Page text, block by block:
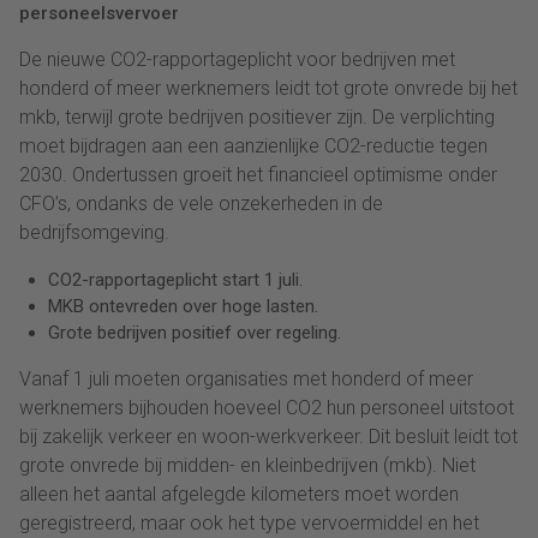
personeelsvervoer
De nieuwe CO2-rapportageplicht voor bedrijven met
honderd of meer werknemers leidt tot grote onvrede bij het
mkb, terwijl grote bedrijven positiever zijn. De verplichting
moet bijdragen aan een aanzienlijke CO2-reductie tegen
2030. Ondertussen groeit het financieel optimisme onder
CFO’s, ondanks de vele onzekerheden in de
bedrijfsomgeving.
CO2-rapportageplicht start 1 juli.
MKB ontevreden over hoge lasten.
Grote bedrijven positief over regeling.
Vanaf 1 juli moeten organisaties met honderd of meer
werknemers bijhouden hoeveel CO2 hun personeel uitstoot
bij zakelijk verkeer en woon-werkverkeer. Dit besluit leidt tot
grote onvrede bij midden- en kleinbedrijven (mkb). Niet
alleen het aantal afgelegde kilometers moet worden
geregistreerd, maar ook het type vervoermiddel en het